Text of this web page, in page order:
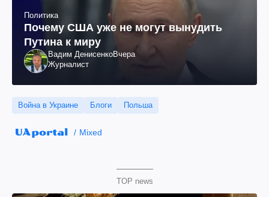
Политика
Почему США уже не могут вынудить
Путина к миру
Вадим ДенисенкоВчера
Журналист
Война в Украине Блоги Польша
Mixed
TOP news